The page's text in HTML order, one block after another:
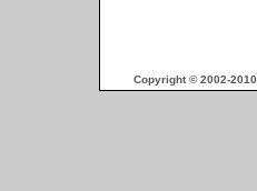
Copyright © 2002-2010